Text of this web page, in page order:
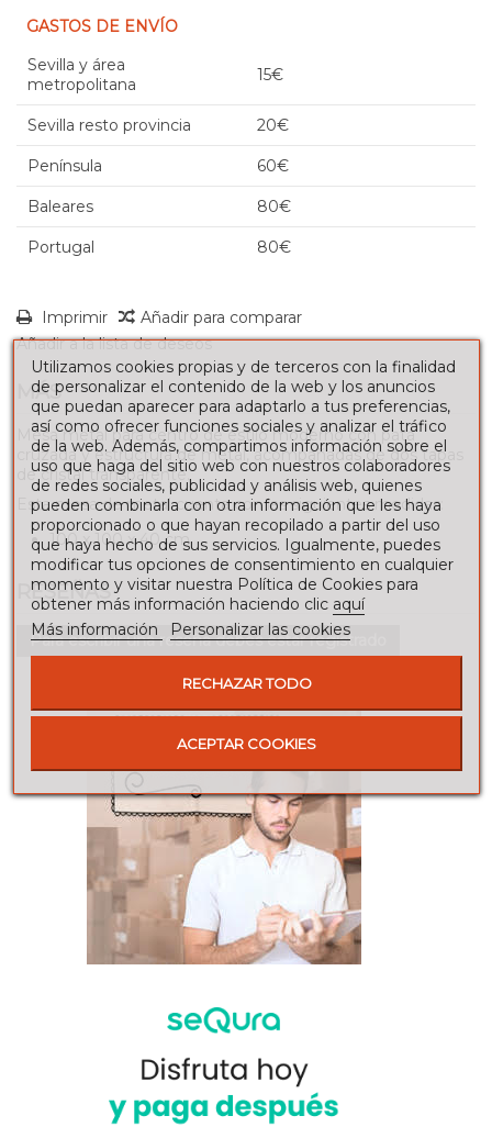
GASTOS DE ENVÍO
Sevilla y área
metropolitana
15€
Sevilla resto provincia 20€
Península 60€
Baleares 80€
Portugal 80€
Imprimir
Añadir para comparar
Añadir a la lista de deseos
MÁS
Mesa metal para centro de estilo moderno con pata
cruzada y estructura de metal, acompañadas de dos tapas
de cristal transparente.
Esta mesa de metal cuenta con las siguientes medidas:
100 x 100 x 40 cm
RESEÑAS
Para escribir una reseña debes estar registrado
Utilizamos cookies propias y de terceros con la finalidad
de personalizar el contenido de la web y los anuncios
que puedan aparecer para adaptarlo a tus preferencias,
así como ofrecer funciones sociales y analizar el tráfico
de la web. Además, compartimos información sobre el
uso que haga del sitio web con nuestros colaboradores
de redes sociales, publicidad y análisis web, quienes
pueden combinarla con otra información que les haya
proporcionado o que hayan recopilado a partir del uso
que haya hecho de sus servicios. Igualmente, puedes
modificar tus opciones de consentimiento en cualquier
momento y visitar nuestra Política de Cookies para
obtener más información haciendo clic aquí
Más información
Personalizar las cookies
RECHAZAR TODO
ACEPTAR COOKIES